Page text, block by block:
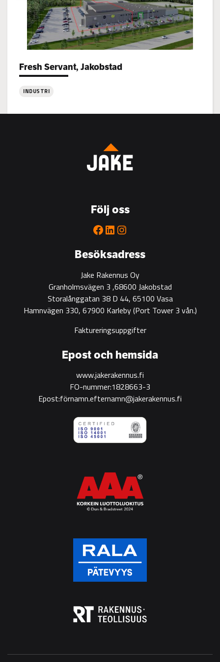
Fresh Servant, Jakobstad
Project types:
INDUSTRI
Besöksadress
Jake Rakennus Oy
Granholmsvägen 3 ,68600 Jakobstad
Storalånggatan 38 D 44, 65100 Vasa
Hamnvägen 330, 67900 Karleby(Port Tower 3 vån.)
Faktureringsuppgifter
Följ oss
Facebook
LinkedIn
Instagram
Epost och hemsida
www.jakerakennus.fi
FO-nummer:1828663-3
Epost:förnamn.efternamn@jakerakennus.fi